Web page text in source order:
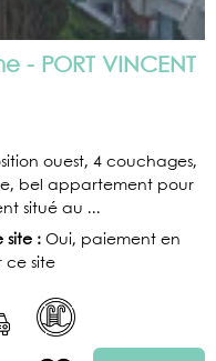
PORT VINCENT
ouest, 4 couchages,
bel appartement pour
situé au ...
site : Oui, paiement en
ce site